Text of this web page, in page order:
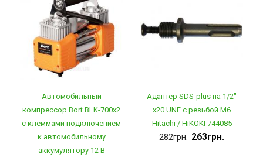
Автомобильный
компрессор Bort BLK-700х2
с клеммами подключением
к автомобильному
аккумулятору 12 В
Адаптер SDS-plus на 1/2"
x20 UNF c резьбой M6
Hitachi / HiKOKI 744085
282грн. 263грн.